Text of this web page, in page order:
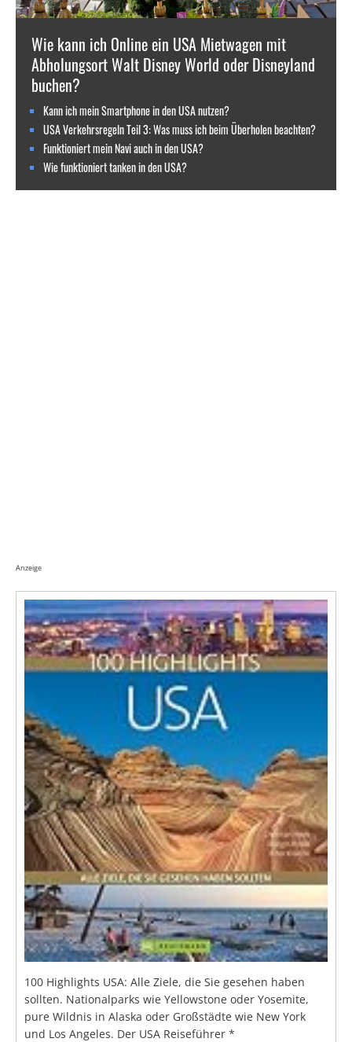
Wie kann ich Online ein USA Mietwagen mit
Abholungsort Walt Disney World oder Disneyland
buchen?
Kann ich mein Smartphone in den USA nutzen?
USA Verkehrsregeln Teil 3: Was muss ich beim Überholen beachten?
Funktioniert mein Navi auch in den USA?
Wie funktioniert tanken in den USA?
Anzeige
100 Highlights USA: Alle Ziele, die Sie gesehen haben
sollten. Nationalparks wie Yellowstone oder Yosemite,
pure Wildnis in Alaska oder Großstädte wie New York
und Los Angeles. Der USA Reiseführer *